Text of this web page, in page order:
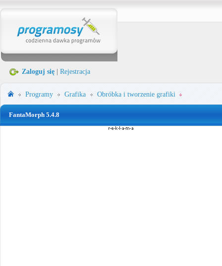
Zaloguj się Rejestracja
Programy Grafika Obróbka i tworzenie grafiki
FantaMorph 5.4.8